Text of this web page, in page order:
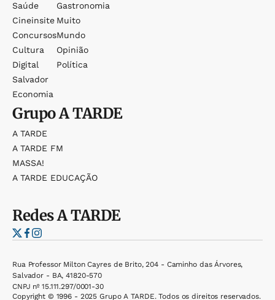
Saúde
Cineinsite
Concursos
Cultura
Digital
Salvador
Economia
Gastronomia
Muito
Mundo
Opinião
Política
GrupoA TARDE
A TARDE
A TARDE FM
MASSA!
A TARDE EDUCAÇÃO
RedesA TARDE
Rua Professor Milton Cayres de Brito, 204 - Caminho das Árvores,
Salvador - BA, 41820-570
CNPJ nº 15.111.297/0001-30
Copyright © 1996 - 2025 Grupo A TARDE. Todos os direitos reservados.